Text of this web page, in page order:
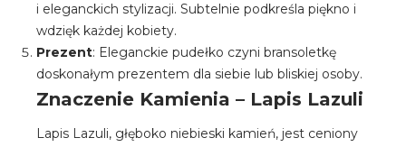
i eleganckich stylizacji. Subtelnie podkreśla piękno i
wdzięk każdej kobiety.
Prezent: Eleganckie pudełko czyni bransoletkę
doskonałym prezentem dla siebie lub bliskiej osoby.
Znaczenie Kamienia – Lapis Lazuli
Lapis Lazuli, głęboko niebieski kamień, jest ceniony